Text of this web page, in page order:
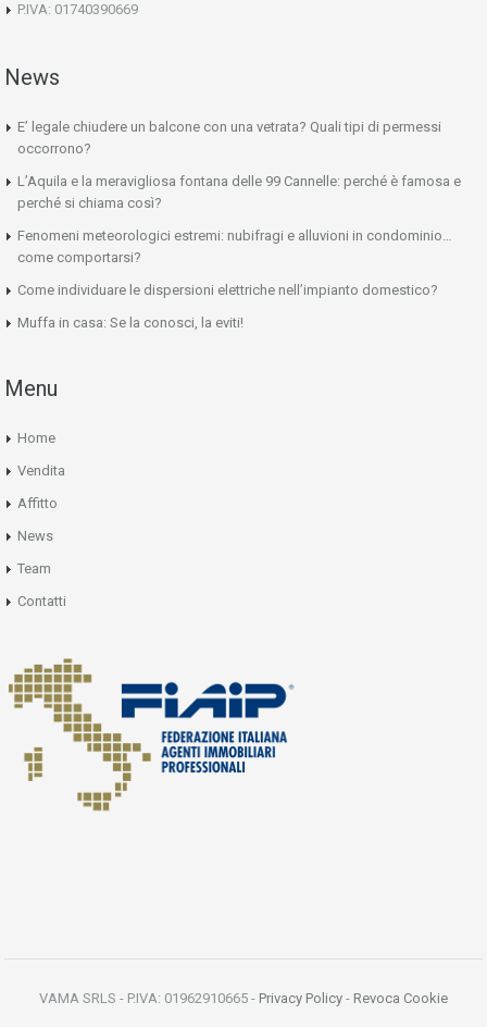
P.IVA: 01740390669
News
E’ legale chiudere un balcone con una vetrata? Quali tipi di permessi
occorrono?
L’Aquila e la meravigliosa fontana delle 99 Cannelle: perché è famosa e
perché si chiama così?
Fenomeni meteorologici estremi: nubifragi e alluvioni in condominio…
come comportarsi?
Come individuare le dispersioni elettriche nell’impianto domestico?
Muffa in casa: Se la conosci, la eviti!
Menu
Home
Vendita
Affitto
News
Team
Contatti
VAMA SRLS - P.IVA: 01962910665 - Privacy Policy - Revoca Cookie